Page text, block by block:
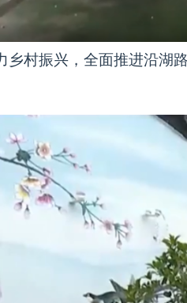
乡村振兴，全面推进沿湖